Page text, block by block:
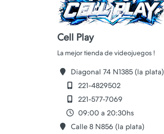
Cell Play
Diagonal 74 N1385 (la plata)
221-4829502
221-577-7069
09:00 a 20:30hs
Calle 8 N856 (la plata)